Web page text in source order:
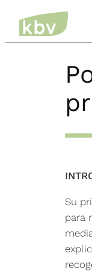
contenido
Su
para